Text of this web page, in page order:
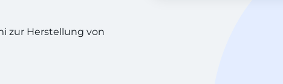
zur Herstellung von